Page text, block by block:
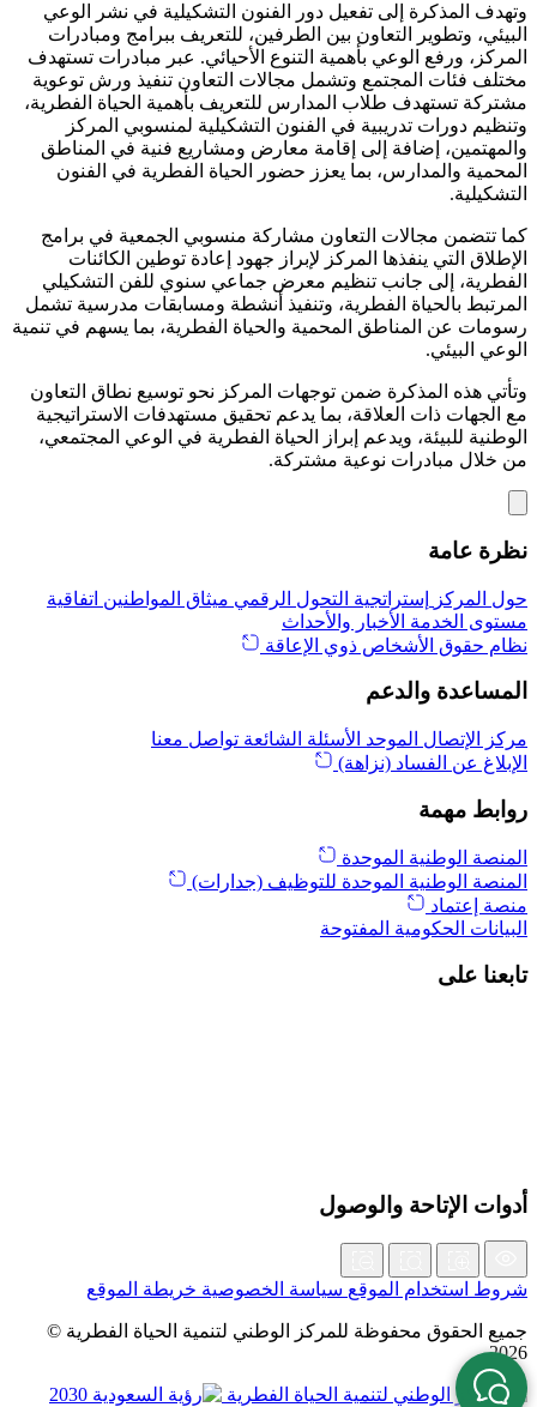
وتهدف المذكرة إلى تفعيل دور الفنون التشكيلية في نشر الوعي
البيئي، وتطوير التعاون بين الطرفين، للتعريف ببرامج ومبادرات
المركز، ورفع الوعي بأهمية التنوع الأحيائي. عبر مبادرات تستهدف
مختلف فئات المجتمع وتشمل مجالات التعاون تنفيذ ورش توعوية
مشتركة تستهدف طلاب المدارس للتعريف بأهمية الحياة الفطرية،
وتنظيم دورات تدريبية في الفنون التشكيلية لمنسوبي المركز
والمهتمين، إضافة إلى إقامة معارض ومشاريع فنية في المناطق
المحمية والمدارس، بما يعزز حضور الحياة الفطرية في الفنون
التشكيلية.
كما تتضمن مجالات التعاون مشاركة منسوبي الجمعية في برامج
الإطلاق التي ينفذها المركز لإبراز جهود إعادة توطين الكائنات
الفطرية، إلى جانب تنظيم معرض جماعي سنوي للفن التشكيلي
المرتبط بالحياة الفطرية، وتنفيذ أنشطة ومسابقات مدرسية تشمل
رسومات عن المناطق المحمية والحياة الفطرية، بما يسهم في تنمية
الوعي البيئي.
وتأتي هذه المذكرة ضمن توجهات المركز نحو توسيع نطاق التعاون
مع الجهات ذات العلاقة، بما يدعم تحقيق مستهدفات الاستراتيجية
الوطنية للبيئة، ويدعم إبراز الحياة الفطرية في الوعي المجتمعي،
من خلال مبادرات نوعية مشتركة.
نظرة عامة
حول المركز إستراتجية التحول الرقمي ميثاق المواطنين اتفاقية
مستوى الخدمة الأخبار والأحداث
نظام حقوق الأشخاص ذوي الإعاقة
المساعدة والدعم
مركز الإتصال الموحد الأسئلة الشائعة تواصل معنا
الإبلاغ عن الفساد (نزاهة)
روابط مهمة
المنصة الوطنية الموحدة
المنصة الوطنية الموحدة للتوظيف (جدارات)
منصة إعتماد
البيانات الحكومية المفتوحة
تابعنا على
أدوات الإتاحة والوصول
شروط استخدام الموقع سياسة الخصوصية خريطة الموقع
جميع الحقوق محفوظة للمركز الوطني لتنمية الحياة الفطرية ©
2026